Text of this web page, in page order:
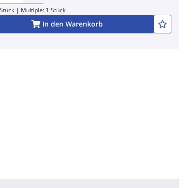
| Multiple: 1 Stück
In den Warenkorb